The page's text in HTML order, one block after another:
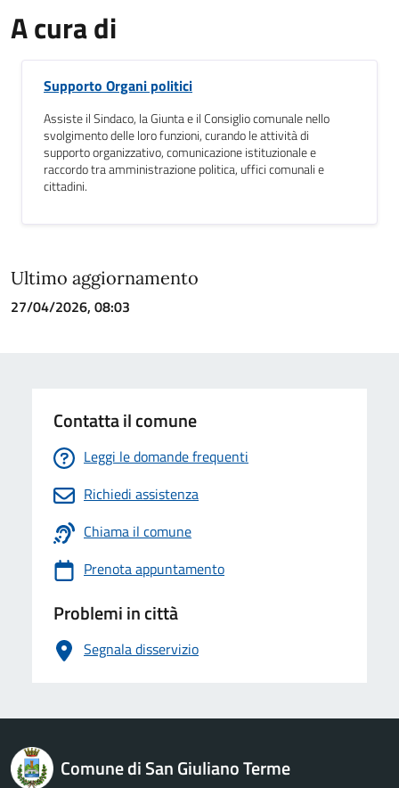
A cura di
Supporto Organi politici
Assiste il Sindaco, la Giunta e il Consiglio comunale nello
svolgimento delle loro funzioni, curando le attività di
supporto organizzativo, comunicazione istituzionale e
raccordo tra amministrazione politica, uffici comunali e
cittadini.
Ultimo aggiornamento
27/04/2026, 08:03
Contatta il comune
Leggi le domande frequenti
Richiedi assistenza
Chiama il comune
Prenota appuntamento
Problemi in città
Segnala disservizio
logo Unione Europea
Comune di San Giuliano Terme